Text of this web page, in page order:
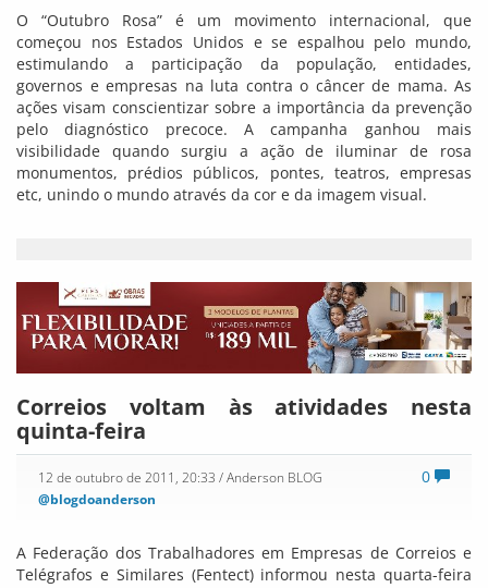
O “Outubro Rosa” é um movimento internacional, que
começou nos Estados Unidos e se espalhou pelo mundo,
estimulando a participação da população, entidades,
governos e empresas na luta contra o câncer de mama. As
ações visam conscientizar sobre a importância da prevenção
pelo diagnóstico precoce. A campanha ganhou mais
visibilidade quando surgiu a ação de iluminar de rosa
monumentos, prédios públicos, pontes, teatros, empresas
etc, unindo o mundo através da cor e da imagem visual.
Correios voltam às atividades nesta
quinta-feira
0
12 de outubro de 2011, 20:33 / Anderson BLOG
@blogdoanderson
A Federação dos Trabalhadores em Empresas de Correios e
Telégrafos e Similares (Fentect) informou nesta quarta-feira